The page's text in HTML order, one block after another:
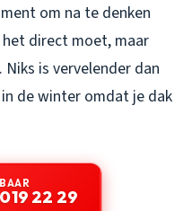
om na te denken
direct moet, maar
is vervelender dan
de winter omdat je dak
22 29